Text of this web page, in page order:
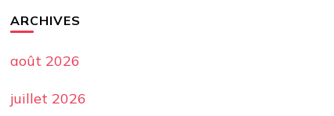
ARCHIVES
août 2026
juillet 2026